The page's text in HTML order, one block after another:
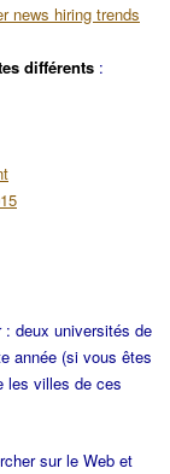
news hiring trends
différents :
: deux universités de
année (si vous êtes
les villes de ces
sur le Web et